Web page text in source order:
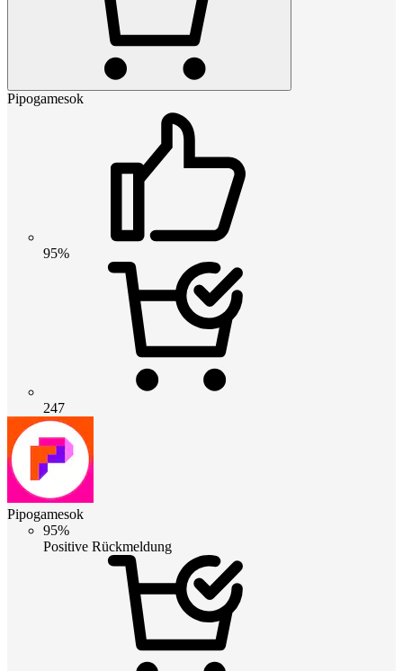
Pipogamesok
95%
247
Pipogamesok
95%
Positive Rückmeldung